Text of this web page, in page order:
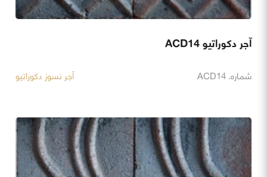
آجر دکوراتیو ACD14
شماره. ACD14 آجر نسوز دکوراتیو